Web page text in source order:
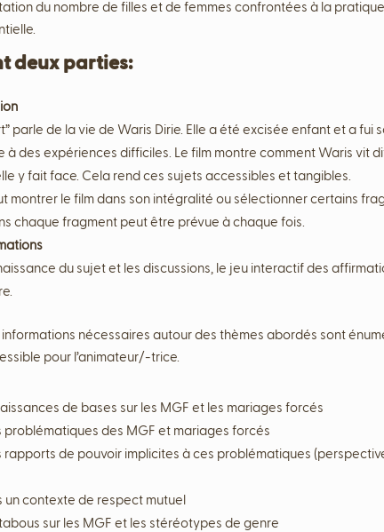
du nombre de filles et de femmes confrontées à la
deux parties:
parle de la vie de Waris Dirie. Elle a été excisée enfant et a
des expériences difficiles. Le film montre comment Waris vit
y fait face. Cela rend ces sujets accessibles et tangibles.
montrer le film dans son intégralité ou sélectionner certains
chaque fragment peut être prévue à chaque fois.
du sujet et les discussions, le jeu interactif des
informations nécessaires autour des thèmes abordés sont
pour l’animateur/-trice.
de bases sur les MGF et les mariages forcés
problématiques des MGF et mariages forcés
rapports de pouvoir implicites à ces problématiques
un contexte de respect mutuel
sur les MGF et les stéréotypes de genre